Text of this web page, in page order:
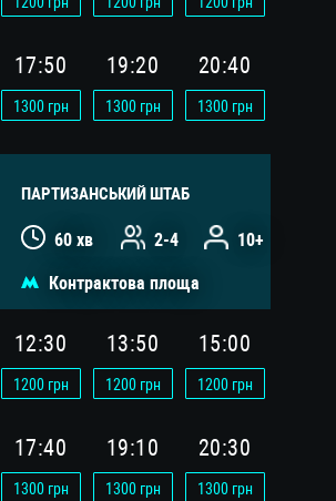
17:50
1300грн
19:20
1300грн
20:40
1300грн
ПАРТИЗАНСЬКИЙ ШТАБ
60 хв 2-4 10+
Контрактова площа
12:30
1200грн
13:50
1200грн
15:00
1200грн
17:40
1300грн
19:10
1300грн
20:30
1300грн